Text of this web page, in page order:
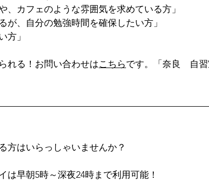
、カフェのような雰囲気を求めている方」
が、自分の勉強時間を確保したい方」
方」
れる！お問い合わせはこちらです。「奈良　自
方はいらっしゃいませんか？
は早朝5時～深夜24時まで利用可能！